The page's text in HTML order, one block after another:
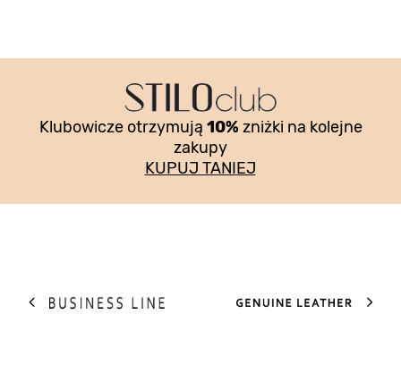
Klubowicze otrzymują 10% zniżki na kolejne
zakupy
KUPUJ TANIEJ